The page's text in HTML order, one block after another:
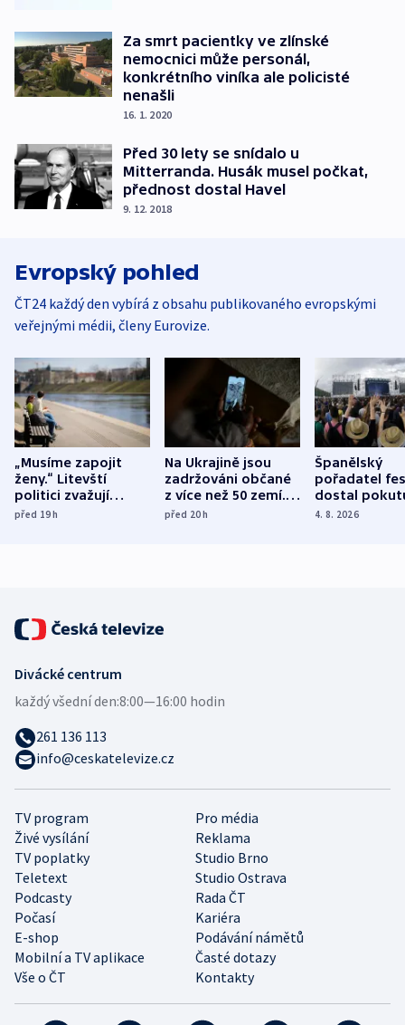
Za smrt pacientky ve zlínské
nemocnici může personál,
konkrétního viníka ale policisté
nenašli
16. 1. 2020
Před 30 lety se snídalo u
Mitterranda. Husák musel počkat,
přednost dostal Havel
9. 12. 2018
Evropský pohled
ČT24 každý den vybírá z obsahu publikovaného evropskými
veřejnými médii, členy Eurovize.
„Musíme zapojit
ženy.“ Litevští
politici zvažují
dohodu o
před 19h
Na Ukrajině jsou
zadržováni občané
z více než 50 zemí.
Bojovali na straně
před 20h
Španělský
pořadatel
dostal
nekalé
4. 8. 2026
TV program
Pro média
Živé vysílání
Reklama
TV poplatky
Studio Brno
Teletext
Studio Ostrava
Podcasty
Rada ČT
Počasí
Kariéra
E-shop
Podávání námětů
Mobilní a TV aplikace
Časté dotazy
Vše o ČT
Kontakty
Divácké centrum
každý všední den:8:00—16:00 hodin
261 136 113
info@ceskatelevize.cz